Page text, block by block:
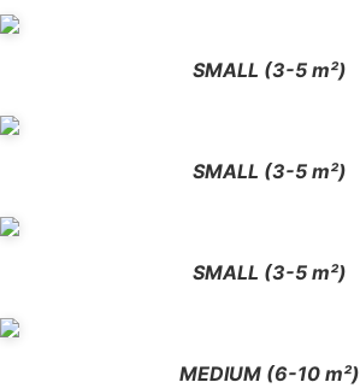
SMALL (3-5 m²)
SMALL (3-5 m²)
SMALL (3-5 m²)
MEDIUM (6-10 m²)